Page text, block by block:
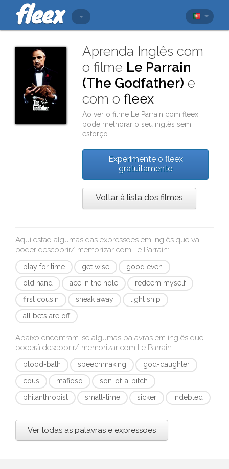
Aprenda Inglês com
o filme Le Parrain
(The Godfather) e
com ofleex
Ao ver o filme Le Parrain comfleex
pode melhorar o seu inglês sem
esforço
Experimente o fleex
gratuitamente
Voltar à lista dos filmes
Aqui estão algumas das expressões em inglês que vai
poder descobrir/ memorizar com Le Parrain:
play for time get wise
good even
old hand
ace in the hole
redeem myself
first cousin
sneak away
tight ship
all bets are off
Abaixo encontram-se algumas palavras em inglês que
poderá descobrir/ memorizar com Le Parrain:
blood-bath speechmaking
god-daughter
cous
mafioso
son-of-a-bitch
philanthropist
small-time sicker indebted
Ver todas as palavras e expressões